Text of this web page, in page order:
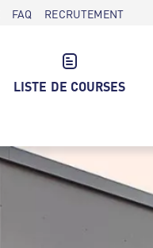
FAQ RECRUTEMENT
LISTE DE COURSES